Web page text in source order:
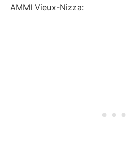
AMMI Vieux-Nizza: